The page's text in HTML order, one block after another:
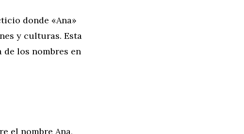
donde «Ana»
y culturas. Esta
los nombres en
el nombre Ana,